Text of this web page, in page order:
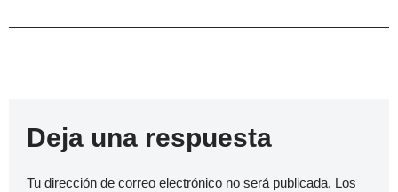
Deja una respuesta
Tu dirección de correo electrónico no será publicada. Los